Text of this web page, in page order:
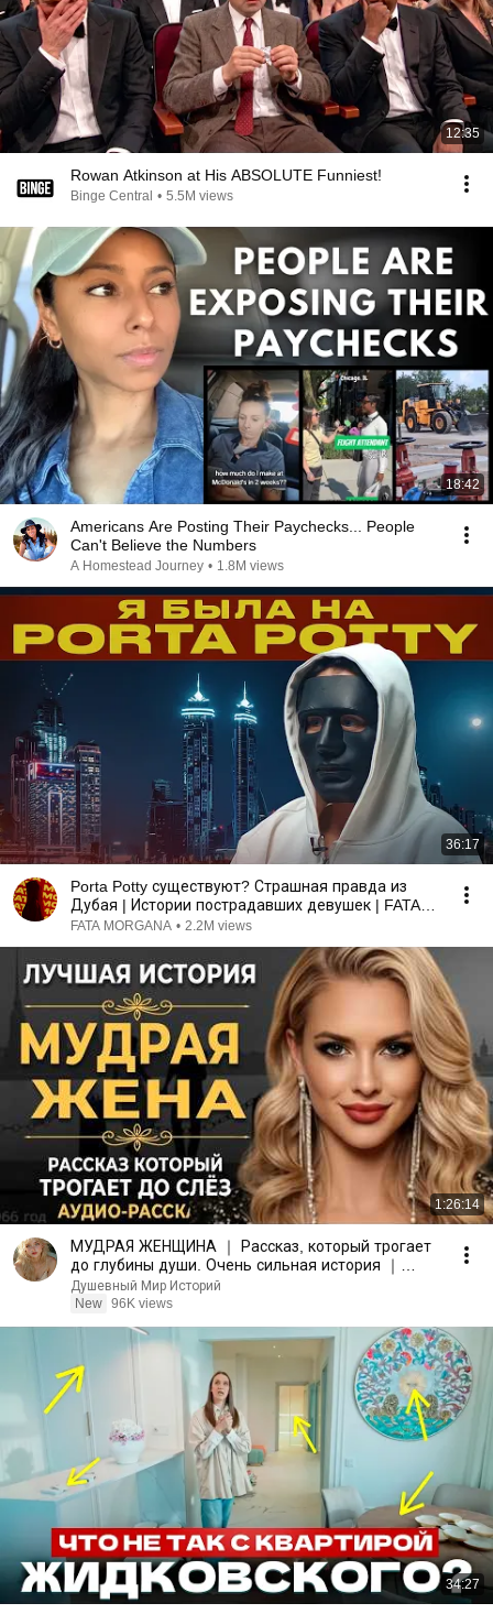
12:35
Rowan Atkinson at His ABSOLUTE Funniest!
Binge Central • 5.5M views
18:42
Americans Are Posting Their Paychecks... People
Can't Believe the Numbers
A Homestead Journey • 1.8M views
36:17
Porta Potty существуют? Страшная правда из
Дубая | Истории пострадавших девушек | FATA
MORGANA
FATA MORGANA • 2.2M views
1:26:14
МУДРАЯ ЖЕНЩИНА ｜ Рассказ, который трогает
до глубины души. Очень сильная история ｜
Аудио рассказ.
Душевный Мир Историй
New 96K views
34:27